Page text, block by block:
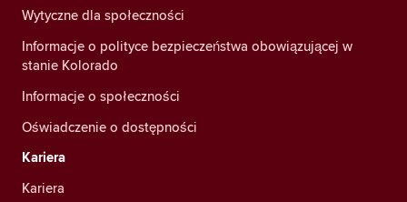
Wytyczne dla społeczności
Informacje o polityce bezpieczeństwa obowiązującej w
stanie Kolorado
Informacje o społeczności
Oświadczenie o dostępności
Kariera
Kariera